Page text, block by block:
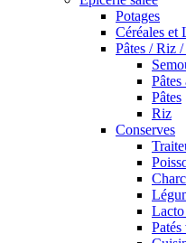
Potages
Céréales et
Pâtes / Riz
Pâtes
Riz
Conserves